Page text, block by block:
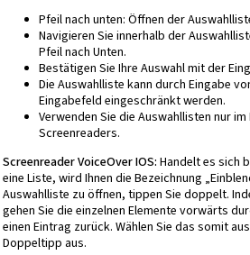
Pfeil nach unten: Öffnen der
Navigieren Sie innerhalb der
Pfeil nach Unten.
Bestätigen Sie Ihre Auswahl mit der
Die Auswahlliste kann durch Eingabe
Eingabefeld eingeschränkt werden.
Verwenden Sie die Auswahllisten nur
Screenreaders.
Screenreader VoiceOver IOS: Handelt es sich
eine Liste, wird Ihnen die Bezeichnung
Auswahlliste zu öffnen, tippen Sie doppelt.
gehen Sie die einzelnen Elemente vorwärts
einen Eintrag zurück. Wählen Sie das somit
Doppeltipp aus.